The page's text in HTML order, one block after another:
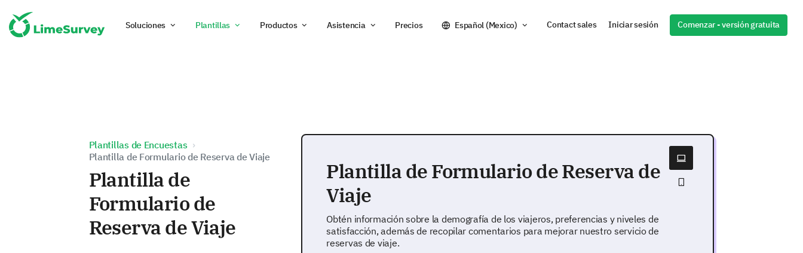
Soluciones Plantillas Productos Asistencia Precios Español (Mexico) Contact sales Iniciar sesión Comenzar - versión gratuita
Plantillas de Encuestas
Plantilla de Formulario de Reserva de Viaje
Plantilla de
Formulario de
Reserva de Viaje
Plantilla de Formulario de Reserva de
Viaje
Obtén información sobre la demografía de los viajeros, preferencias y niveles de
satisfacción, además de recopilar comentarios para mejorar nuestro servicio de
reservas de viaje.